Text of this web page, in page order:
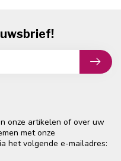
onze artikelen of over uw
met onze
het volgende e-mailadres: